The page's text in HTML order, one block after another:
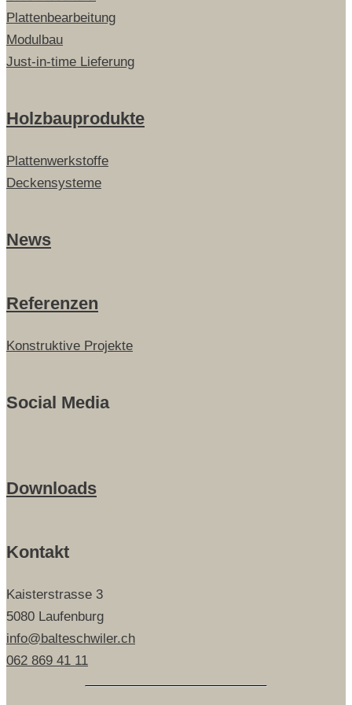
Plattenbearbeitung
Modulbau
Just-in-time Lieferung
Holzbauprodukte
Plattenwerkstoffe
Deckensysteme
News
Referenzen
Konstruktive Projekte
Social Media
Downloads
Kontakt
Kaisterstrasse 3
5080 Laufenburg
info@balteschwiler.ch
062 869 41 11